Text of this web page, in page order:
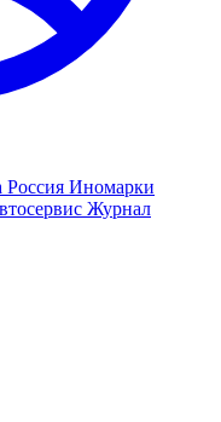
Россия Иномарки
Журнал